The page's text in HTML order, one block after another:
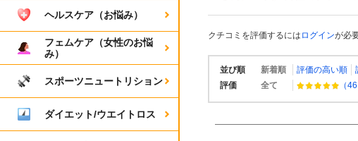
クチコミを評価するには ログインが必
並び順 新着順 評価の高い順
評価
全て （46
ヘルスケア（お悩み）
フェムケア（女性のお悩
み）
スポーツニュートリション
ダイエット/ウエイトロス